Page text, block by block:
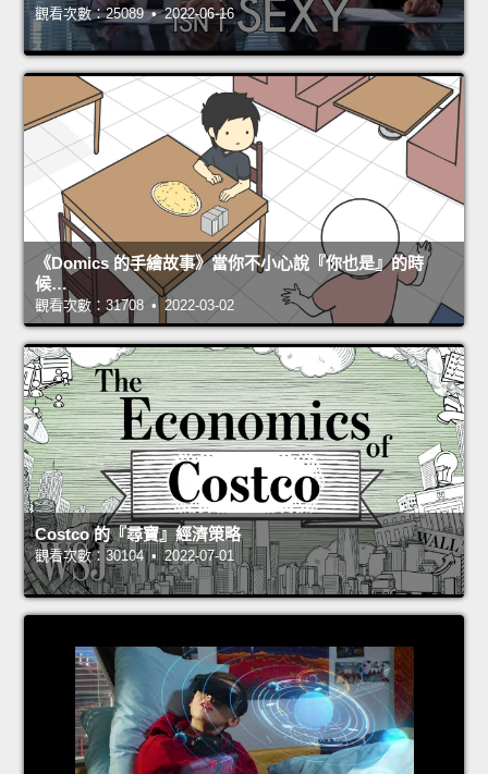
觀看次數：25089 • 2022-06-16
《Domics 的手繪故事》當你不小心說『你也是』的時
候…
觀看次數：31708 • 2022-03-02
Costco 的『尋寶』經濟策略
觀看次數：30104 • 2022-07-01